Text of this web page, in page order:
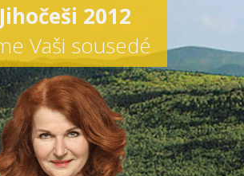
Jihočeši 2012
Vaši sousedé